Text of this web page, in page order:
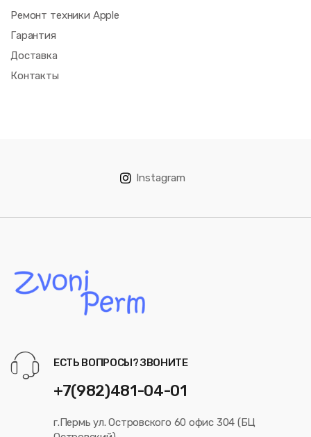
Ремонт техники Apple
Гарантия
Доставка
Контакты
Instagram
ЕСТЬ ВОПРОСЫ? ЗВОНИТЕ
+7(982)481-04-01
г.Пермь ул. Островского 60 офис 304 (БЦ